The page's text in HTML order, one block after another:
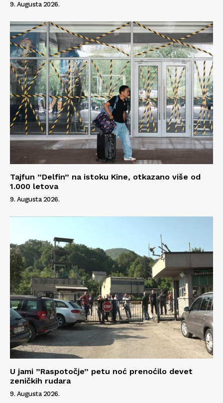
9. Augusta 2026.
Tajfun ”Delfin” na istoku Kine, otkazano više od
1.000 letova
9. Augusta 2026.
U jami ”Raspotočje” petu noć prenoćilo devet
zeničkih rudara
9. Augusta 2026.